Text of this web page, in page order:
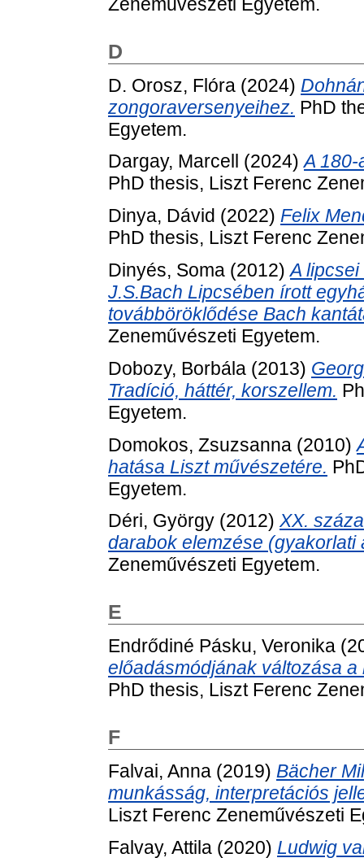
D
D. Orosz, Flóra (2024)
zongoraversenyeihez. PhD
Egyetem.
Dargay, Marcell
(2024)A
PhD thesis, Liszt Ferenc
Dinya, Dávid (2022) Felix
PhD thesis, Liszt Ferenc
Dinyés, Soma (2012)A
J.S.Bach Lipcsében írott
továbböröklődése Bach
Zeneművészeti Egyetem.
Dobozy, Borbála (2013)
Tradíció, háttér, korszellem.
Egyetem.
Domokos, Zsuzsanna (2010)
hatása Liszt művészetére.
Egyetem.
Déri, György (2012)XX.
darabok elemzése (gyakorlati
Zeneművészeti Egyetem.
E
Endrődiné Pásku, Veronika
előadásmódjának változása
PhD thesis, Liszt Ferenc
F
Falvai, Anna (2019) Bächer
munkásság, interpretációs
Liszt Ferenc Zeneművészeti
Falvay, Attila (2020) Ludwig